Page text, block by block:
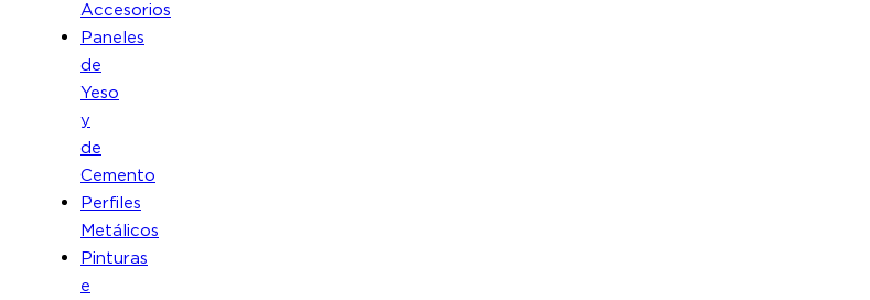
Accesorios
Paneles
de
Yeso
y
de
Cemento
Perfiles
Metálicos
Pinturas
e